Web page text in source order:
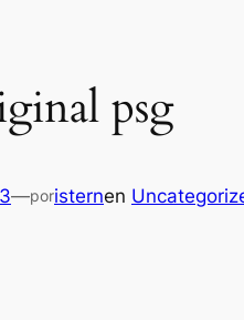
psg
—poristernen